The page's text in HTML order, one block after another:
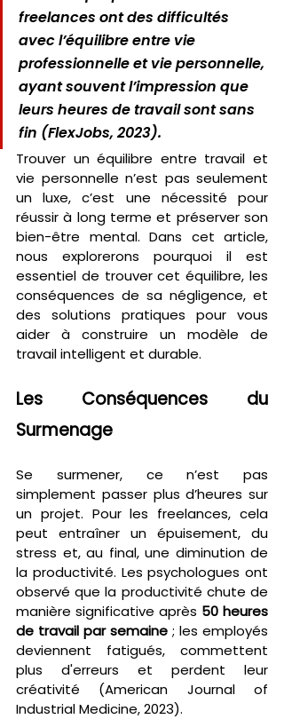
freelances ont des difficultés
avec l’équilibre entre vie
professionnelle et vie personnelle,
ayant souvent l’impression que
leurs heures de travail sont sans
fin (FlexJobs, 2023).
Trouver un équilibre entre travail et
vie personnelle n’est pas seulement
un luxe, c’est une nécessité pour
réussir à long terme et préserver son
bien-être mental. Dans cet article,
nous explorerons pourquoi il est
essentiel de trouver cet équilibre, les
conséquences de sa négligence, et
des solutions pratiques pour vous
aider à construire un modèle de
travail intelligent et durable.
Les Conséquences du
Surmenage
Se surmener, ce n’est pas
simplement passer plus d’heures sur
un projet. Pour les freelances, cela
peut entraîner un épuisement, du
stress et, au final, une diminution de
la productivité. Les psychologues ont
observé que la productivité chute de
manière significative après 50 heures
de travail par semaine ; les employés
deviennent fatigués, commettent
plus d'erreurs et perdent leur
créativité (American Journal of
Industrial Medicine, 2023).